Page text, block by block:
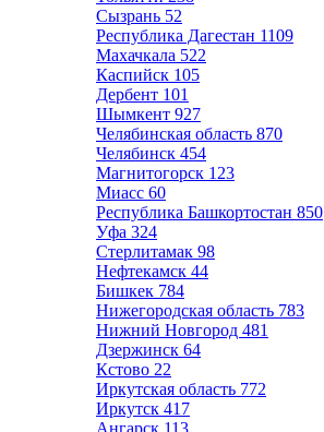
Сызрань 52
Республика Дагестан 1109
Махачкала 522
Каспийск 105
Дербент 101
Шымкент 927
Челябинская область 870
Челябинск 454
Магнитогорск 123
Миасс 60
Республика Башкортостан 850
Уфа 324
Стерлитамак 98
Нефтекамск 44
Бишкек 784
Нижегородская область 783
Нижний Новгород 481
Дзержинск 64
Кстово 22
Иркутская область 772
Иркутск 417
Ангарск 113